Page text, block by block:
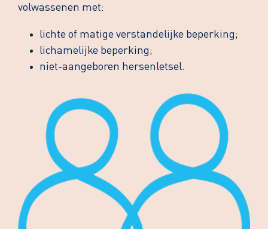
volwassenen met:
lichte of matige verstandelijke beperking;
lichamelijke beperking;
niet-aangeboren hersenletsel.